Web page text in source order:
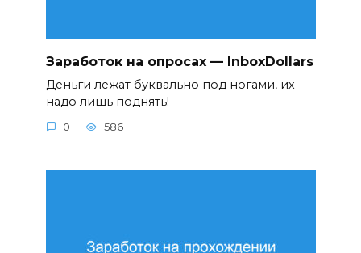
Заработок на опросах — InboxDollars
Деньги лежат буквально под ногами, их
надо лишь поднять!
0 586